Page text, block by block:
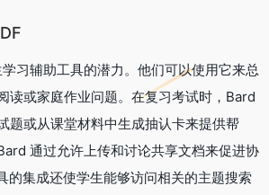
习辅助工具的潜力。他们可以使用它来总
读或家庭作业问题。在复习考试时，Bard
题或从课堂材料中生成抽认卡来提供帮
通过允许上传和讨论共享文档来促进协
的集成还使学生能够访问相关的主题搜索